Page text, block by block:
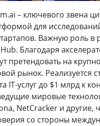
– ключевого звена
для
Важную роль в
Благодаря
претендовать на
рынок. Реализуется
IT-услуг до $1 млрд к
мировые
NetCracker и другие,
со стороны